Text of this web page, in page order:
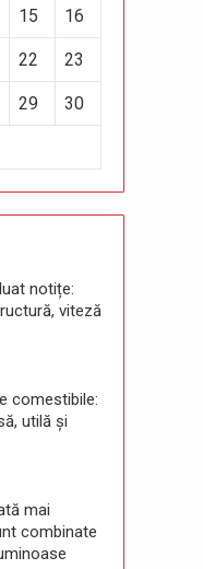
15 16
22 23
29 30
notițe:
viteză
comestibile:
utilă și
mai
combinate